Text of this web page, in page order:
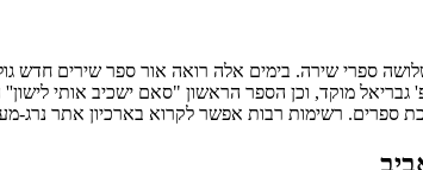
פרסמה עד כה שלושה ספרי שירה. בימים אלה רואה אור ספר
מוקד, וכן הספר הראשון "סאם ישכיב אותי
ספרים. רשימות רבות אפשר לקרוא בארכיון אתר נרג-